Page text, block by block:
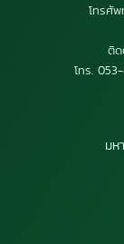
โทรศั
ติด
โทร.
มห